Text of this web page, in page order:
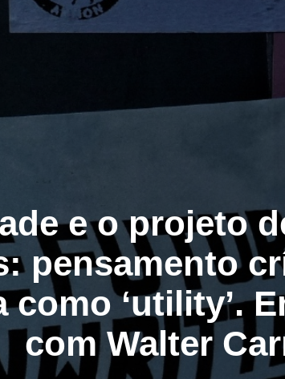
e o projeto
pensamento
‘utility’.
com Walter